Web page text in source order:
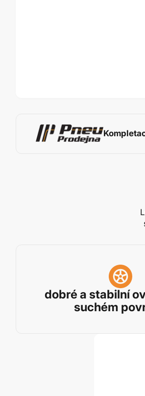
dobré a stabilní
suchém